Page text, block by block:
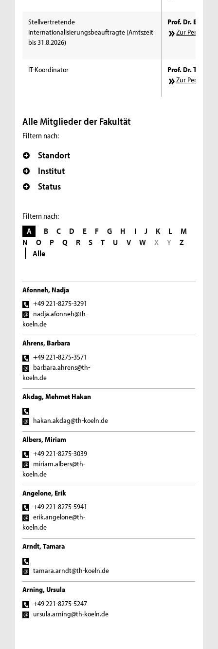
Stellvertretende
Internationalisierungsbeauftragte (Amtszeit
bis 31.8.2026)
Prof. Dr. Elke
Zur
IT-Koordinator
Prof. Dr. Tobias
Zur
Alle Mitglieder der Fakultät
Filtern nach:
Standort
Institut
Status
Filtern nach:
A B C D E F G H I J K L
M
N
O P Q R S T U V W X Y
Z
Alle
Afonneh, Nadja
+49 221-8275-3291
nadja.afonneh@th-
koeln.de
Ahrens, Barbara
+49 221-8275-3571
barbara.ahrens@th-
koeln.de
Akdag, Mehmet Hakan
hakan.akdag@th-koeln.de
Albers, Miriam
+49 221-8275-3039
miriam.albers@th-
koeln.de
Angelone, Erik
+49 221-8275-5941
erik.angelone@th-
koeln.de
Arndt, Tamara
tamara.arndt@th-koeln.de
Arning, Ursula
+49 221-8275-5247
ursula.arning@th-koeln.de